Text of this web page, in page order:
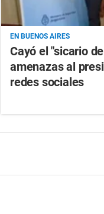
EN BUENOS AIRES
Cayó el "sicario
amenazas al
redes sociales